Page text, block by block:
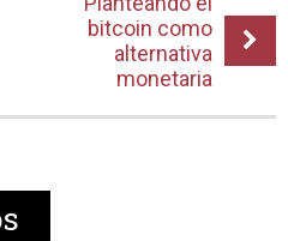
bitcoin como
alternativa
monetaria